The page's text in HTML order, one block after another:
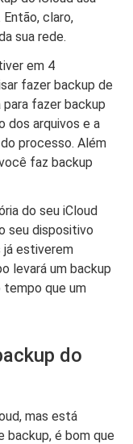
claro,
sua rede.
em 4
fazer backup de
para fazer backup
dos arquivos e a
processo. Além
faz backup
do seu iCloud
seu dispositivo
já estiverem
levará um backup
tempo que um
do
mas está
backup, é bom que